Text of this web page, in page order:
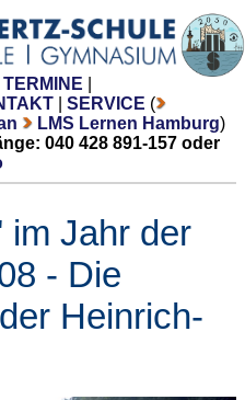
TERMINE
SERVICE (
LMS Lernen Hamburg)
040 428 891-157 oder
im Jahr der
- Die
Heinrich-